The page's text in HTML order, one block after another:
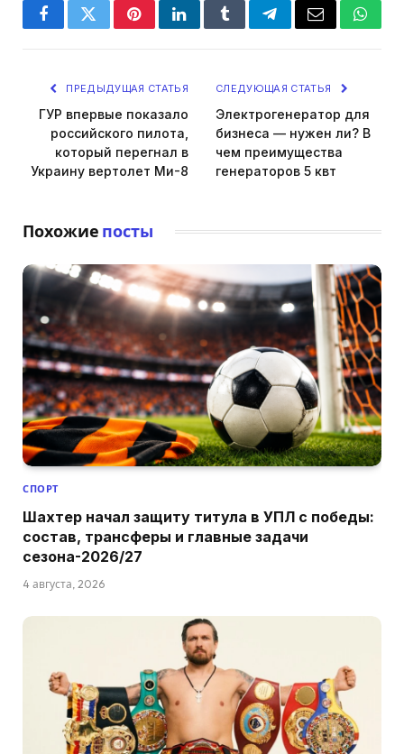
FacebookTwitterPinterestLinkedInTumblrTelegramEmail
ПРЕДЫДУЩАЯ СТАТЬЯ
ГУР впервые показало
российского пилота,
который перегнал в
Украину вертолет Ми-8
СЛЕДУЮЩАЯ СТАТЬЯ
Электрогенератор для
бизнеса — нужен ли? В
чем преимущества
генераторов 5 квт
Похожие посты
СПОРТ
Шахтер начал защиту титула в УПЛ с победы:
состав, трансферы и главные задачи
сезона-2026/27
4 августа, 2026